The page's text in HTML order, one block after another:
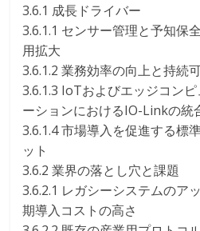
3.6.1 成長ドライバー
3.6.1.1 センサー管理と予知保
用拡大
3.6.1.2 業務効率の向上と持続
3.6.1.3 IoTおよびエッジコン
ーションにおけるIO-Linkの統
3.6.1.4 市場導入を促進する標
ット
3.6.2 業界の落とし穴と課題
3.6.2.1 レガシーシステムのア
期導入コストの高さ